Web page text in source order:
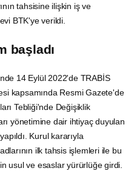
tahsisine ilişkin iş ve
BTK'ye verildi.
başladı
14 Eylül 2022'de TRABİS
kapsamında Resmi Gazete'de
Tebliği'nde Değişiklik
yönetimine dair ihtiyaç duyulan
Kurul kararıyla
ilk tahsis işlemleri ile bu
usul ve esaslar yürürlüğe girdi.